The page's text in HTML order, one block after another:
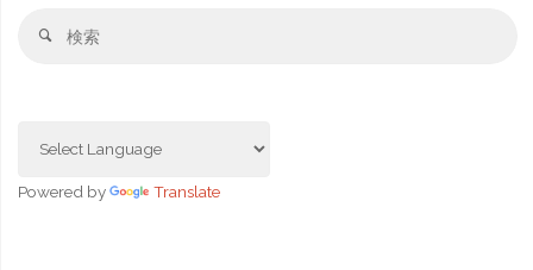
検
Powered by Translate